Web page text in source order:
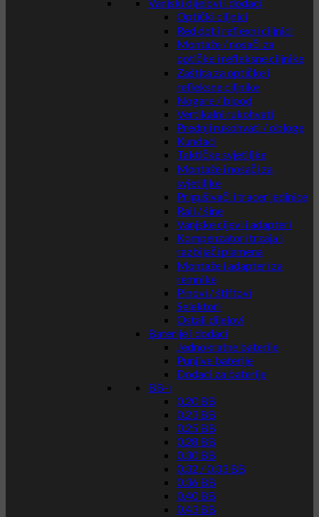
Optički ciljnici
Red dot i reflexni ciljnici
Montaže / nosači za
optičke i refleksne ciljnike
Zaštita za optičke i
refleksne ciljnike
Nogare / bipod
Vertikalni rukohvati
Prednji rukohvati / obloge
Kundaci
Taktičke svjetiljke
Montaže i nosači za
svjetiljke
Prigušivači i tracer jedinice
Rail / šine
Vanjske cijevi i adapteri
Kompenzatori trzaja i
razbijači plamena
Montaže i adapteri za
remnike
Pinovi / štiftovi
Selektori
Ostali dijelovi
Baterije i dodaci
Jednokratne baterije
Punjive baterije
Dodaci za baterije
BB-i
0.20 BB
0.23 BB
0.25 BB
0.28 BB
0.30 BB
0.32 / 0.33 BB
0.36 BB
0.40 BB
0.43 BB